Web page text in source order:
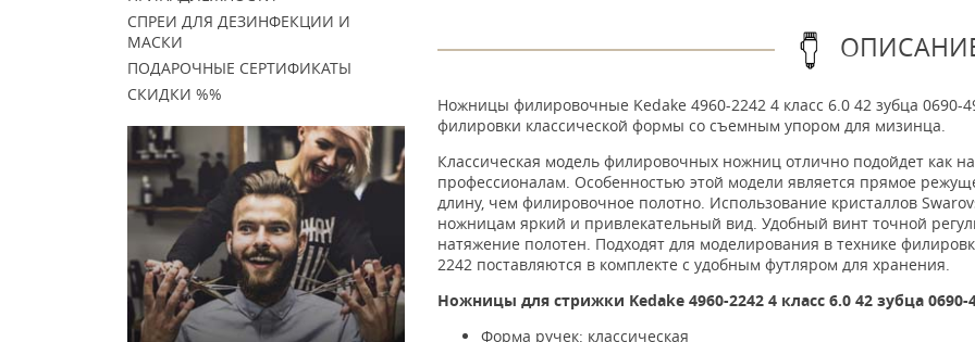
СПРЕИ ДЛЯ ДЕЗИНФЕКЦИИ И
МАСКИ
ПОДАРОЧНЫЕ СЕРТИФИКАТЫ
СКИДКИ %%
Ножницы филировочные Kedake 4960-2242 4 класс 6.0 42 зубца 0690-
филировки классической формы со съемным упором для мизинца.
Классическая модель филировочных ножниц отлично подойдет как
профессионалам. Особенностью этой модели является прямое
длину, чем филировочное полотно Использование кристаллов
ножницам яркий и привлекательный вид. Удобный винт точной
натяжение полотен. Подходят для моделирования в технике
2242 поставляются в комплекте с удобным футляром для хранения.
Ножницы для стрижки Kedake 4960-2242 4 класс 6.0 42 зубца
Форма ручек: классическая